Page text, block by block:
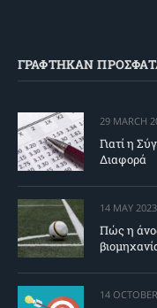
ΓΡΑΦΤΗΚΑΝ
29 MARCH
Γιατί η
Διαφορά
14 MAY 2023
Πώς η
14